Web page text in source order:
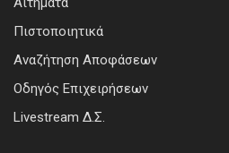
Πιστοποιητικά
Αναζήτηση Αποφάσεων
Οδηγός Επιχειρήσεων
Livestream Δ.Σ.